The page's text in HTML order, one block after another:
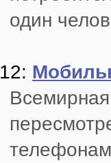
один
12: